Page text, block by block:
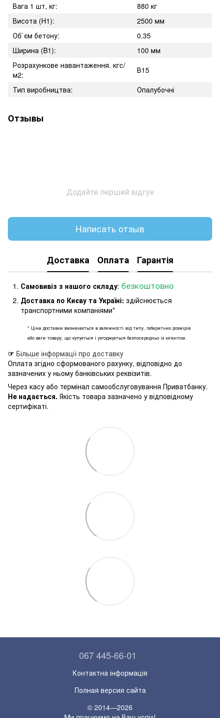
Вага 1 шт, кг:
880 кг
Висота (H1):
2500 мм
Об`єм бетону:
0.35
Ширина (B1):
100 мм
Розрахункове навантаження. кгс/
м2:
В15
Тип виробництва:
Опалубочні
Отзывы
Додайте перший відгук
Написать отзыв
Доставка Оплата Гарантія
Самовивіз з нашого складу: безкоштовно
Доставка по Києву та Україні: здійснюється
транспортними компаніями*
* Ціна доставки визначається в залежності від типу, габаритних розмірів
або ваги товару, що купується і узгоджується безпосередньо із клієнтом.
☞ Більше інформації про доставку
Оплата згідно сформованого рахунку, відповідно до
зазначених у ньому банківських реквізитів.
Через касу або термінал самообслуговування Приватбанку.
Не надається. Якість товара зазначено у відповідному
сертифікаті.
067 445-66-01
Контактна інформація
Полная версия сайта
© 2014—2026